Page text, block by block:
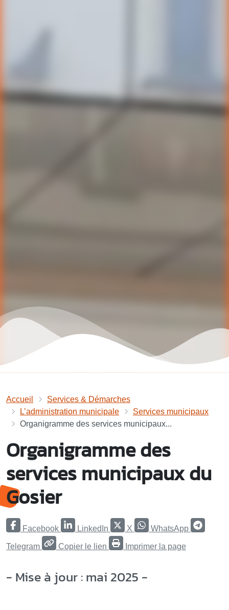
Accueil
Services & Démarches
L’administration municipale
Services municipaux
Organigramme des services municipaux...
Organigramme des
services municipaux du
Gosier
Facebook LinkedIn X WhatsApp
Telegram Copier le lien Imprimer la page
- Mise à jour : mai 2025 -